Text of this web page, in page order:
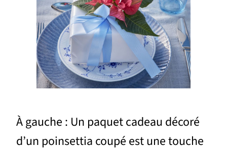
À gauche : Un paquet cadeau décoré
d’un poinsettia coupé est une touche